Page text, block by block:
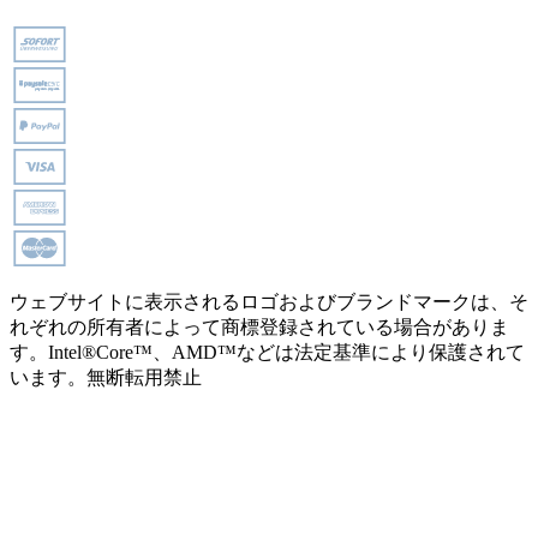
ウェブサイトに表示されるロゴおよびブランドマークは、そ
れぞれの所有者によって商標登録されている場合がありま
す。Intel®Core™、AMD™などは法定基準により保護されて
います。無断転用禁止